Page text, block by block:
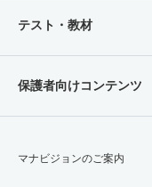
テスト・教材
保護者向けコンテンツ
マナビジョンのご案内